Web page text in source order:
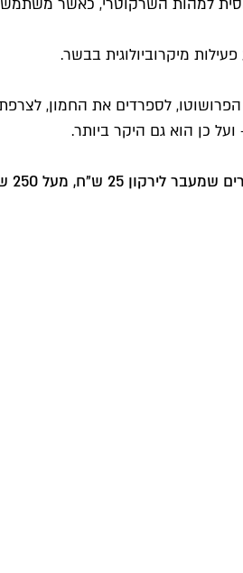
מיקרוביולוגית בבשר.
לספרדים את החמון,
כן הוא גם היקר ביותר.